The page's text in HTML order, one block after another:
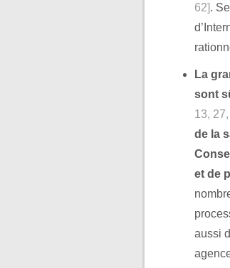
62].
La
sont
13,
de la
et de
aussi